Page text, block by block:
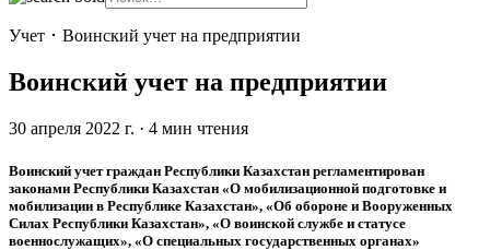
Учет ･ Воинский учет на предприятии
Воинский учет на предприятии
30 апреля 2022 г. · 4 мин чтения
Воинский учет граждан Республики Казахстан регламентирован
законами Республики Казахстан «О мобилизационной подготовке и
мобилизации в Республике Казахстан», «Об обороне и Вооруженных
Силах Республики Казахстан», «О воинской службе и статусе
военнослужащих», «О специальных государственных органах»